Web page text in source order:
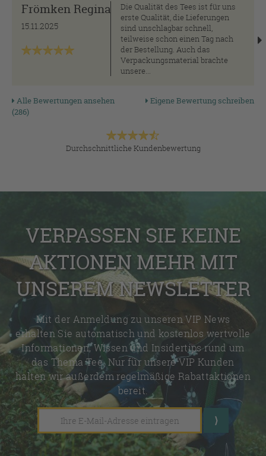
Frömken Regina
15.11.2025
Die Qualität des Tees ist für uns
erste Qualität, die Lieferungen
sind unschlagbar schnell,
teilweise schon einen Tag nach
der Bestellung. Auch das
Verpackungsmaterial brachte
unsere...
Alle Bewertungen ansehen
(286)
Eigene Bewertung schreiben
Durchschnittliche Kundenbewertung
VERPASSEN SIE KEINE
AKTIONEN MEHR MIT
UNSEREM NEWSLETTER
Mit der Anmeldung zu unseren VIP News
erhalten Sie automatisch und kostenlos wertvolle
Informationen, Wissen und Insidertips rund um
das Thema Tee. Nur für unsere VIP Kunden
halten wir außerdem regelmäßige Rabattaktionen
bereit.